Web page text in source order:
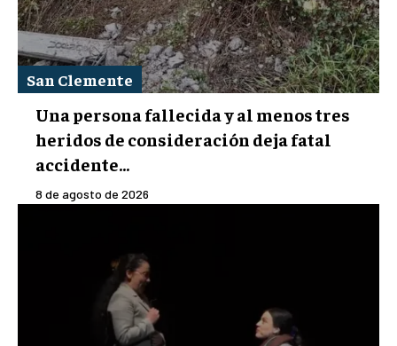
San Clemente
Una persona fallecida y al menos tres
heridos de consideración deja fatal
accidente...
8 de agosto de 2026